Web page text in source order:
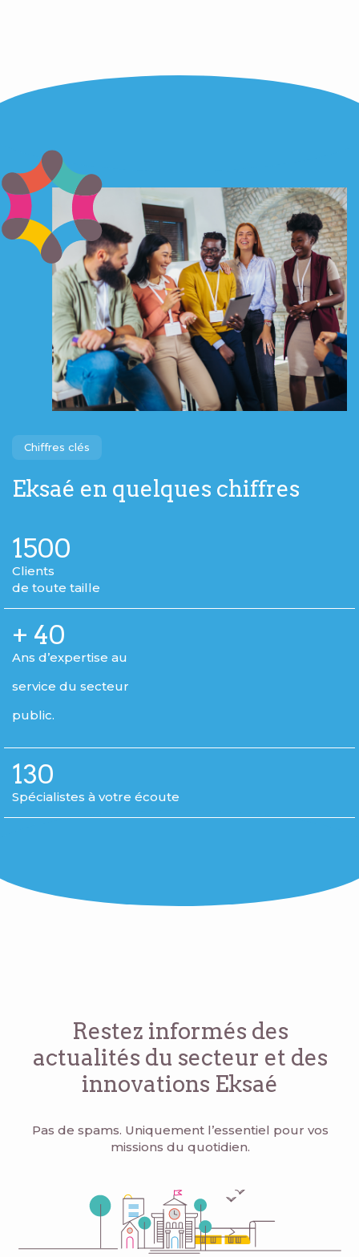
Chiffres clés
Eksaé en quelques chiffres
1500
Clients
de toute taille
+ 40
Ans d’expertise au
service du secteur
public.
130
Spécialistes à votre écoute
Restez informés des
actualités du secteur et des
innovations Eksaé
Pas de spams. Uniquement l’essentiel pour vos
missions du quotidien.